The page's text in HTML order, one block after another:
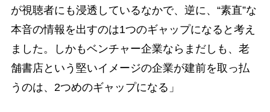
が視聴者にも浸透しているなかで、逆に、“素直”な
本音の情報を出すのは1つのギャップになると考え
ました。しかもベンチャー企業ならまだしも、老
舗書店という堅いイメージの企業が建前を取っ払
うのは、2つめのギャップになる」